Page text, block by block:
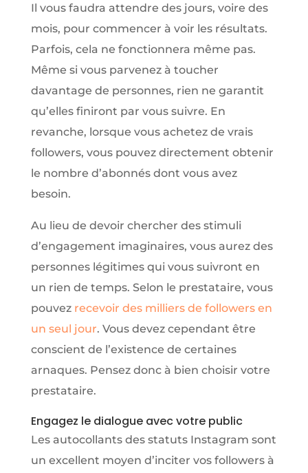
Il vous faudra attendre des jours, voire des
mois, pour commencer à voir les résultats.
Parfois, cela ne fonctionnera même pas.
Même si vous parvenez à toucher
davantage de personnes, rien ne garantit
qu’elles finiront par vous suivre. En
revanche, lorsque vous achetez de vrais
followers, vous pouvez directement obtenir
le nombre d’abonnés dont vous avez
besoin.
Au lieu de devoir chercher des stimuli
d’engagement imaginaires, vous aurez des
personnes légitimes qui vous suivront en
un rien de temps. Selon le prestataire, vous
pouvez recevoir des milliers de followers en
un seul jour. Vous devez cependant être
conscient de l’existence de certaines
arnaques. Pensez donc à bien choisir votre
prestataire.
Engagez le dialogue avec votre public
Les autocollants des statuts Instagram sont
un excellent moyen d’inciter vos followers à